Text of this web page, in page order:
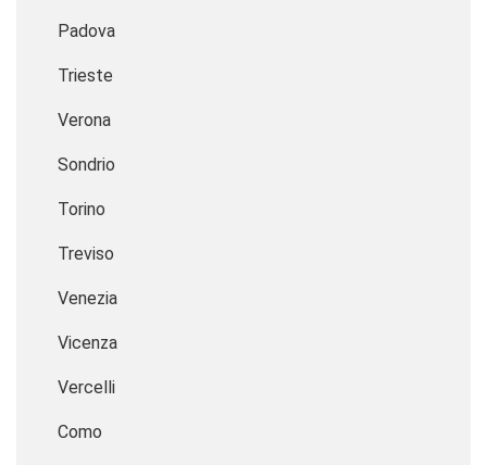
Padova
Trieste
Verona
Sondrio
Torino
Treviso
Venezia
Vicenza
Vercelli
Como